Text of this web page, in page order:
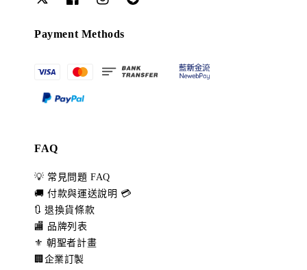
Payment Methods
FAQ
💡 常見問題 FAQ
🚚 付款與運送說明 💳
🔃 退換貨條款
🏬 品牌列表
⚜️ 朝聖者計畫
🏢企業訂製